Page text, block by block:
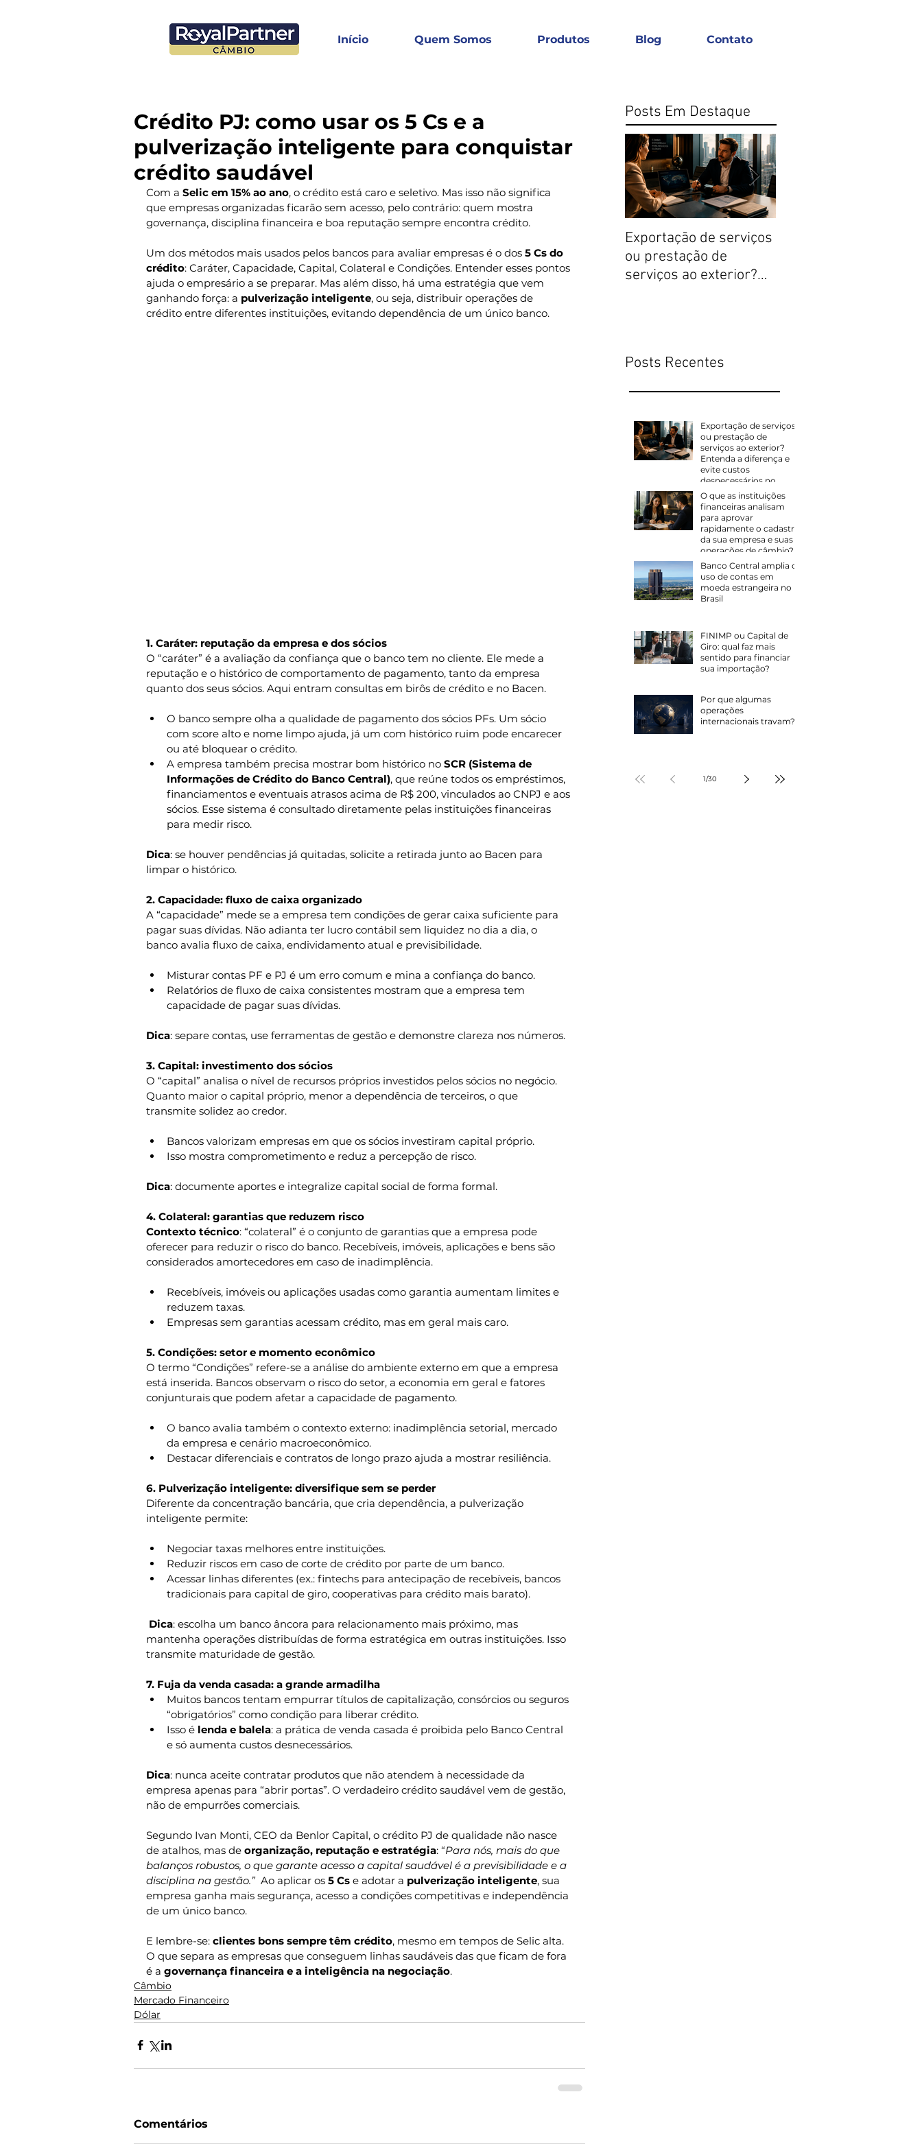
Início Quem Somos Produtos Blog Contato
Crédito PJ: como usar os 5 Cs e a
pulverização inteligente para conquistar
crédito saudável
Com a Selic em 15% ao ano, o crédito está caro e seletivo. Mas isso não significa
que empresas organizadas ficarão sem acesso, pelo contrário: quem mostra
governança, disciplina financeira e boa reputação sempre encontra crédito.
Um dos métodos mais usados pelos bancos para avaliar empresas é o dos 5 Cs do
crédito: Caráter, Capacidade, Capital, Colateral e Condições. Entender esses pontos
ajuda o empresário a se preparar. Mas além disso, há uma estratégia que vem
ganhando força: a pulverização inteligente, ou seja, distribuir operações de
crédito entre diferentes instituições, evitando dependência de um único banco.
1. Caráter: reputação da empresa e dos sócios
O “caráter” é a avaliação da confiança que o banco tem no cliente. Ele mede a
reputação e o histórico de comportamento de pagamento, tanto da empresa
quanto dos seus sócios. Aqui entram consultas em birôs de crédito e no Bacen.
O banco sempre olha a qualidade de pagamento dos sócios PFs. Um sócio
com score alto e nome limpo ajuda, já um com histórico ruim pode encarecer
ou até bloquear o crédito.
A empresa também precisa mostrar bom histórico no SCR (Sistema de
Informações de Crédito do Banco Central), que reúne todos os empréstimos,
financiamentos e eventuais atrasos acima de R$ 200, vinculados ao CNPJ e aos
sócios. Esse sistema é consultado diretamente pelas instituições financeiras
para medir risco.
Dica: se houver pendências já quitadas, solicite a retirada junto ao Bacen para
limpar o histórico.
2. Capacidade: fluxo de caixa organizado
A “capacidade” mede se a empresa tem condições de gerar caixa suficiente para
pagar suas dívidas. Não adianta ter lucro contábil sem liquidez no dia a dia, o
banco avalia fluxo de caixa, endividamento atual e previsibilidade.
Misturar contas PF e PJ é um erro comum e mina a confiança do banco.
Relatórios de fluxo de caixa consistentes mostram que a empresa tem
capacidade de pagar suas dívidas.
Dica: separe contas, use ferramentas de gestão e demonstre clareza nos números.
3. Capital: investimento dos sócios
O “capital” analisa o nível de recursos próprios investidos pelos sócios no negócio.
Quanto maior o capital próprio, menor a dependência de terceiros, o que
transmite solidez ao credor.
Bancos valorizam empresas em que os sócios investiram capital próprio.
Isso mostra comprometimento e reduz a percepção de risco.
Dica: documente aportes e integralize capital social de forma formal.
4. Colateral: garantias que reduzem risco
Contexto técnico: “colateral” é o conjunto de garantias que a empresa pode
oferecer para reduzir o risco do banco. Recebíveis, imóveis, aplicações e bens são
considerados amortecedores em caso de inadimplência.
Recebíveis, imóveis ou aplicações usadas como garantia aumentam limites e
reduzem taxas.
Empresas sem garantias acessam crédito, mas em geral mais caro.
5. Condições: setor e momento econômico
O termo “Condições” refere-se a análise do ambiente externo em que a empresa
está inserida. Bancos observam o risco do setor, a economia em geral e fatores
conjunturais que podem afetar a capacidade de pagamento.
O banco avalia também o contexto externo: inadimplência setorial, mercado
da empresa e cenário macroeconômico.
Destacar diferenciais e contratos de longo prazo ajuda a mostrar resiliência.
6. Pulverização inteligente: diversifique sem se perder
Diferente da concentração bancária, que cria dependência, a pulverização
inteligente permite:
Negociar taxas melhores entre instituições.
Reduzir riscos em caso de corte de crédito por parte de um banco.
Acessar linhas diferentes (ex.: fintechs para antecipação de recebíveis, bancos
tradicionais para capital de giro, cooperativas para crédito mais barato).
Dica: escolha um banco âncora para relacionamento mais próximo, mas
mantenha operações distribuídas de forma estratégica em outras instituições. Isso
transmite maturidade de gestão.
7. Fuja da venda casada: a grande armadilha
Muitos bancos tentam empurrar títulos de capitalização, consórcios ou seguros
“obrigatórios” como condição para liberar crédito.
Isso é lenda e balela: a prática de venda casada é proibida pelo Banco Central
e só aumenta custos desnecessários.
Dica: nunca aceite contratar produtos que não atendem à necessidade da
empresa apenas para “abrir portas”. O verdadeiro crédito saudável vem de gestão,
não de empurrões comerciais.
Segundo Ivan Monti, CEO da Benlor Capital, o crédito PJ de qualidade não nasce
de atalhos, mas de organização, reputação e estratégia: “Para nós, mais do que
balanços robustos, o que garante acesso a capital saudável é a previsibilidade e a
disciplina na gestão.” Ao aplicar os 5 Cs e adotar a pulverização inteligente, sua
empresa ganha mais segurança, acesso a condições competitivas e independência
de um único banco.
E lembre-se: clientes bons sempre têm crédito, mesmo em tempos de Selic alta.
O que separa as empresas que conseguem linhas saudáveis das que ficam de fora
é a governança financeira e a inteligência na negociação.
Câmbio
Mercado Financeiro
Dólar
Comentários
Posts Em Destaque
Exportação de serviços
ou prestação de
serviços ao exterior?
Posts Recentes
Exportação de serviços
ou prestação de
serviços ao exterior?
Entenda a diferença e
evite custos
desnecessários no
câmbio
O que as instituições
financeiras analisam
para aprovar
rapidamente o cadastro
da sua empresa e suas
operações de câmbio?
Banco Central amplia o
uso de contas em
moeda estrangeira no
Brasil
FINIMP ou Capital de
Giro: qual faz mais
sentido para financiar
sua importação?
Por que algumas
operações
internacionais travam?
1/30